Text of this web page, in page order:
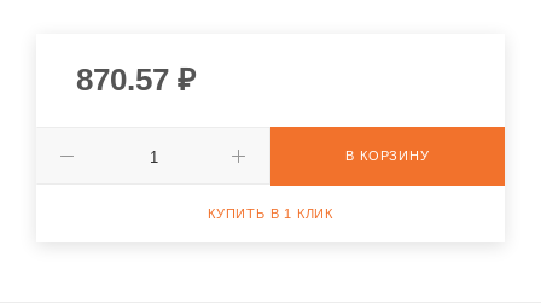
870.57 ₽
В КОРЗИНУ
КУПИТЬ В 1 КЛИК